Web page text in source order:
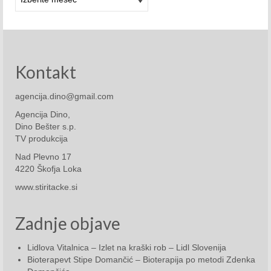
2016
Februar 2016
Marec 2016
April 2016
Maj 2016
Avgust 2016
Kontakt
agencija.dino@gmail.com
Agencija Dino,
Dino Bešter s.p.
TV produkcija
Nad Plevno 17
4220 Škofja Loka
www.stiritacke.si
Zadnje objave
Lidlova Vitalnica – Izlet na kraški rob – Lidl Slovenija
Bioterapevt Stipe Domančić – Bioterapija po metodi Zdenka